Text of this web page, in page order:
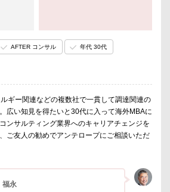
AFTER コンサル 年代 30代
ギー関連などの複数社で一貫して調達関連の
広い知見を得たいと30代に入って海外MBAに
ンサルティング業界へのキャリアチェンジを
ご友人の勧めでアンテロープにご相談いただ
福永